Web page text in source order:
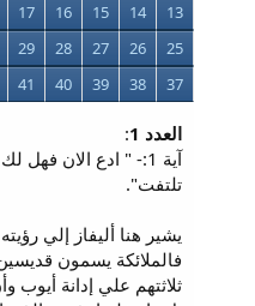
13
14
15
16
17
25
26
27
28
29
37
38
39
40
41
العدد 1
:
آية 1:- " ادع الان
تلتفت".
يشير هنا أليفاز إلي
ثلاثتهم علي إدانة أيوب